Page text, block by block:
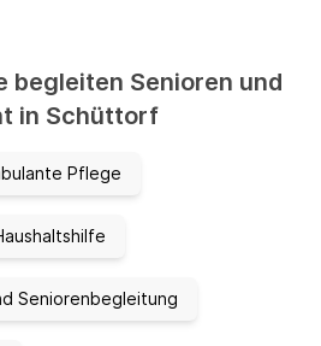
begleiten Senioren und
in Schüttorf
Pflege
Seniorenbegleitung